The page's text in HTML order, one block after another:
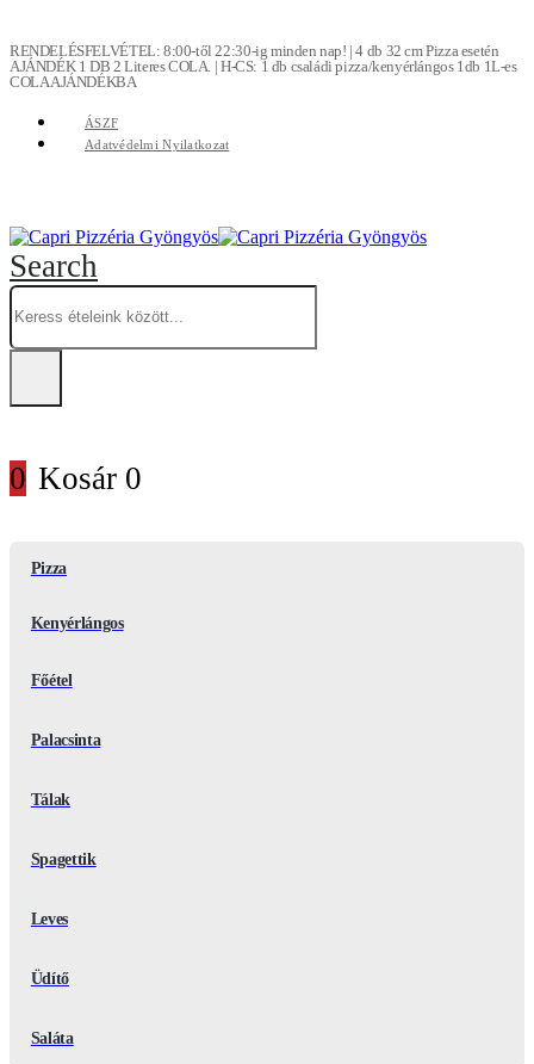
RENDELÉSFELVÉTEL: 8:00-től 22:30-ig minden nap! | 4 db 32 cm Pizza esetén
AJÁNDÉK 1 DB 2 Literes COLA. | H-CS: 1 db családi pizza/kenyérlángos 1db 1L-es
COLA AJÁNDÉKBA
ÁSZF
Adatvédelmi Nyilatkozat
Search
0 Kosár 0
Pizza
Kenyérlángos
Főétel
Palacsinta
Tálak
Spagettik
Leves
Üdítő
Saláta